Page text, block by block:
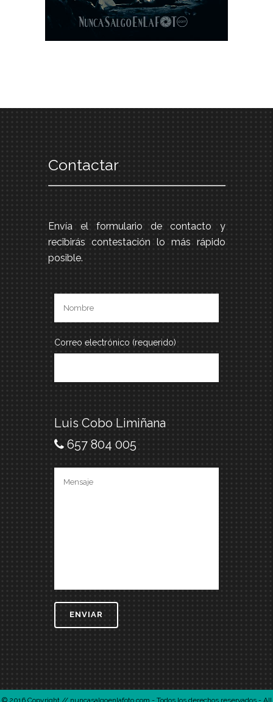
Contactar
Envía el formulario de contacto y
recibirás contestación lo más rápido
posible.
Correo electrónico (requerido)
Luis Cobo Limiñana
657 804 005
© 2016 Copyright // nuncasalgoenlafoto.com - Todos los derechos reservados - All